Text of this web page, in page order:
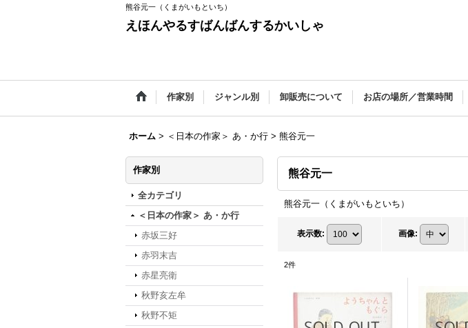
熊谷元一（くまがいもといち）
えほんやるすばんばんするかいしゃ
作家別 ジャンル別 卸販売について お店の場所／営業時間
ホーム > ＜日本の作家＞ あ・か行 > 熊谷元一
作家別
全カテゴリ
＜日本の作家＞ あ・か行
赤坂三好
赤羽末吉
赤星亮衛
秋野亥左牟
秋野不矩
熊谷元一
熊谷元一（くまがいもといち）
表示数: 画像:
2件